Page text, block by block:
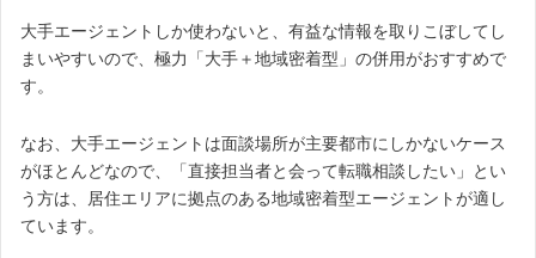
大手エージェントしか使わないと、有益な情報を取りこぼしてし
まいやすいので、極力「大手＋地域密着型」の併用がおすすめで
す。
なお、大手エージェントは面談場所が主要都市にしかないケース
がほとんどなので、「直接担当者と会って転職相談したい」とい
う方は、居住エリアに拠点のある地域密着型エージェントが適し
ています。